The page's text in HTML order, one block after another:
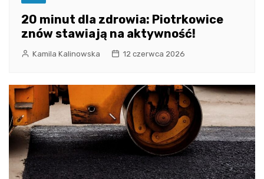
20 minut dla zdrowia: Piotrkowice
znów stawiają na aktywność!
Kamila Kalinowska 12 czerwca 2026